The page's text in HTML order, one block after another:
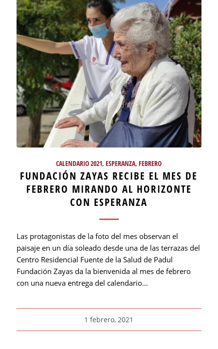
CALENDARIO 2021,ESPERANZA,FEBRERO
FUNDACIÓN ZAYAS RECIBE EL MES DE
FEBRERO MIRANDO AL HORIZONTE
CON ESPERANZA
Las protagonistas de la foto del mes observan el
paisaje en un día soleado desde una de las terrazas del
Centro Residencial Fuente de la Salud de Padul
Fundación Zayas da la bienvenida al mes de febrero
con una nueva entrega del calendario…
1 febrero, 2021